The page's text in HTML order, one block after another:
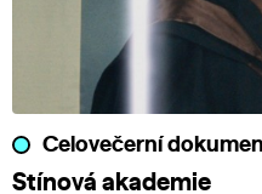
Celovečerní
Stínová akademie